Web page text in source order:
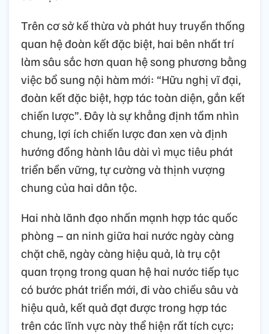
Trên cơ sở kế thừa và phát huy truyền thống
quan hệ đoàn kết đặc biệt, hai bên nhất trí
làm sâu sắc hơn quan hệ song phương bằng
việc bổ sung nội hàm mới: “Hữu nghị vĩ đại,
đoàn kết đặc biệt, hợp tác toàn diện, gắn kết
chiến lược”. Đây là sự khẳng định tầm nhìn
chung, lợi ích chiến lược đan xen và định
hướng đồng hành lâu dài vì mục tiêu phát
triển bền vững, tự cường và thịnh vượng
chung của hai dân tộc.
Hai nhà lãnh đạo nhấn mạnh hợp tác quốc
phòng – an ninh giữa hai nước ngày càng
chặt chẽ, ngày càng hiệu quả, là trụ cột
quan trọng trong quan hệ hai nước tiếp tục
có bước phát triển mới, đi vào chiều sâu và
hiệu quả, kết quả đạt được trong hợp tác
trên các lĩnh vực này thể hiện rất tích cực;